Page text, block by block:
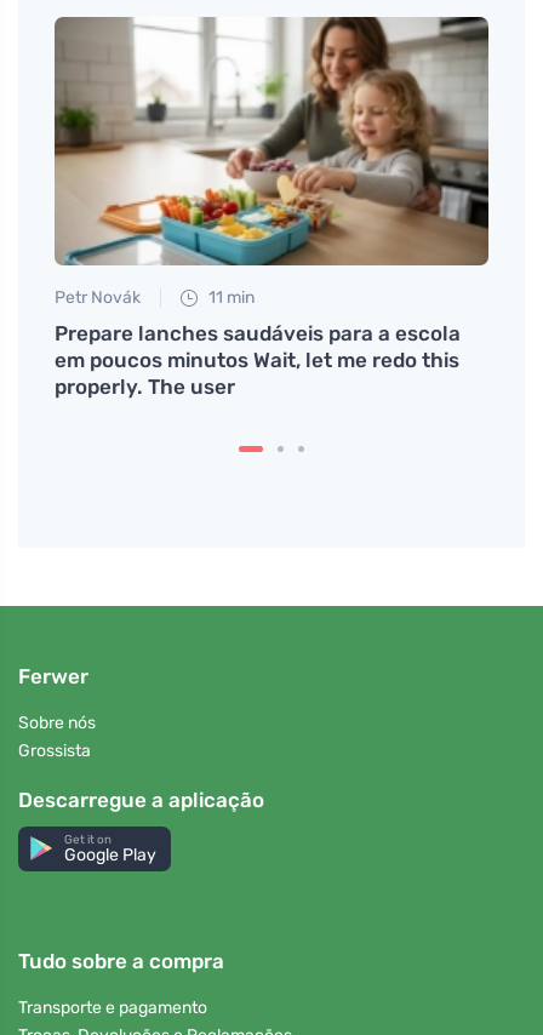
Petr Novák 11 min
Prepare lanches saudáveis para a escola
em poucos minutos Wait, let me redo this
properly. The user
Ferwer
Sobre nós
Grossista
Descarregue a aplicação
Get it on
Google Play
Tudo sobre a compra
Transporte e pagamento